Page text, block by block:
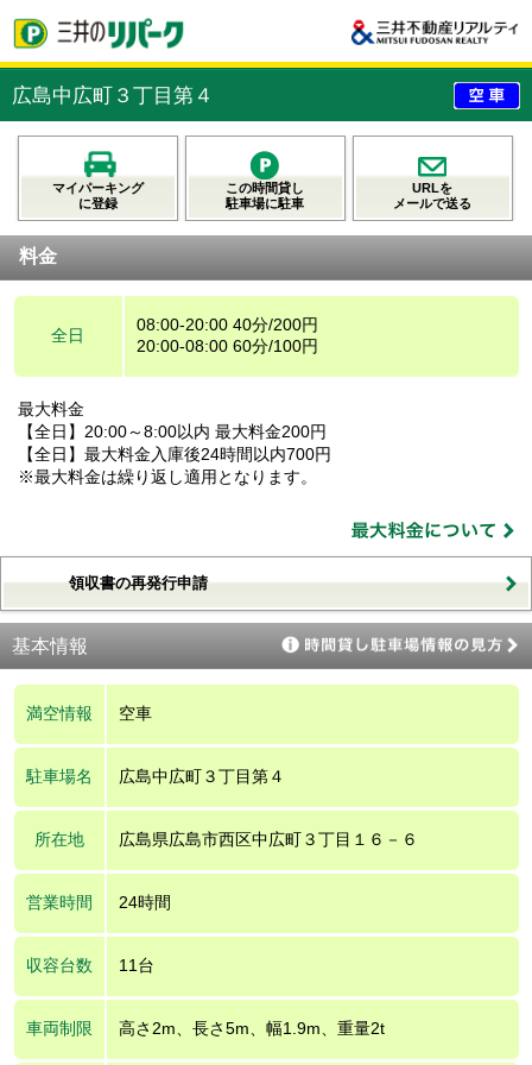
広島中広町３丁目第４
マイパーキング
に登録
この時間貸し
駐車場に駐車
URLを
メールで送る
料金
全日
08:00-20:00 40分/200円
20:00-08:00 60分/100円
最大料金
【全日】20:00～8:00以内 最大料金200円
【全日】最大料金入庫後24時間以内700円
※最大料金は繰り返し適用となります。
領収書の再発行申請
基本情報
満空情報 空車
駐車場名 広島中広町３丁目第４
所在地 広島県広島市西区中広町３丁目１６－６
営業時間 24時間
収容台数 11台
車両制限 高さ2m、長さ5m、幅1.9m、重量2t